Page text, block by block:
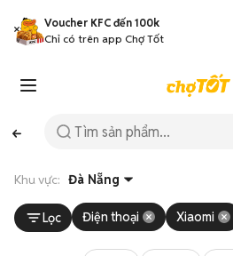
Voucher KFC đến 100k
Chỉ có trên app Chợ Tốt
Khu vực: Đà Nẵng
Lọc Điện thoại Xiaomi